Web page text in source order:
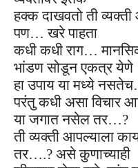
हक्क दाखवतो ती
पण… खरे पाहता
कधी कधी राग…
भांडण सोडून एकत्र येणे
हा उपाय या मध्ये
परंतु कधी असा विचार
या जगात नसेल तर…?
ती व्यक्ती आपल्याला
तर….? असे कुणाच्याही